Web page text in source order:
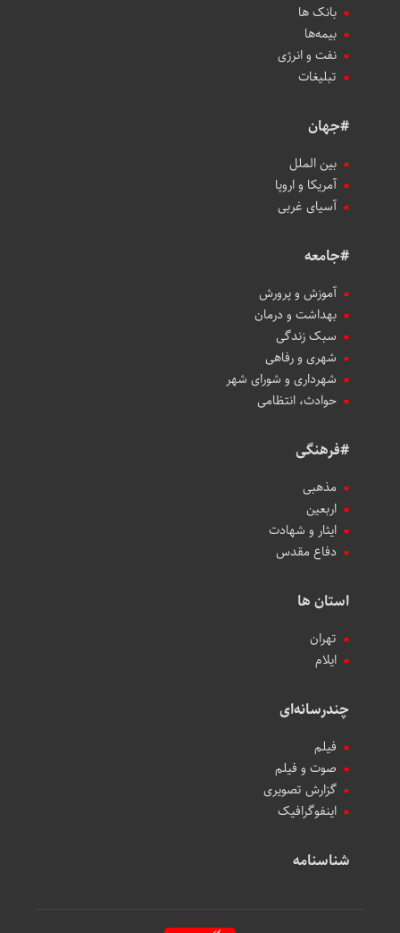
بانک ها
بیمه‌ها
نفت و انرژی
تبلیغات
#جهان
بین الملل
آمریکا و اروپا
آسیای غربی
#جامعه
آموزش و پرورش
بهداشت و درمان
سبک زندگی
شهری و رفاهی
شهرداری و شورای شهر
حوادث، انتظامی
#فرهنگی
مذهبی
اربعین
ایثار و شهادت
دفاع مقدس
استان ها
تهران
ایلام
چندرسانه‌ای
فیلم
صوت و فیلم
گزارش تصویری
اینفوگرافیک
شناسنامه